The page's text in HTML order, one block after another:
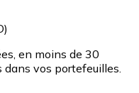
en moins de 30
vos portefeuilles.